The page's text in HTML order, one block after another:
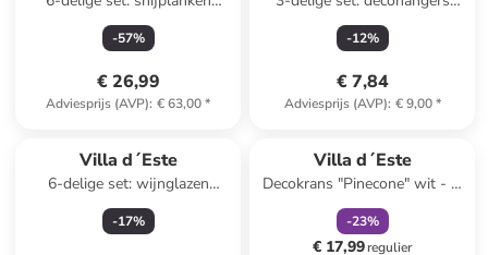
"Tradizione" bruin/meerkleurig-
(B)13 x (H)20 x (D)2 cm
-57%
€ 26,99
Adviesprijs (AVP): € 63,00*
"Winter Village"
wit/meerkleurig - (L)6,5 x
-12%
€ 7,84
Adviesprijs (AVP): € 9,00*
Villa d´Este
6-delige set: wijnglazen
"Tasting" - 580 ml
-17%
Villa d´Este
Decokrans "Pinecone" wit - Ø
28 cm
-23%
€ 17,99regulier